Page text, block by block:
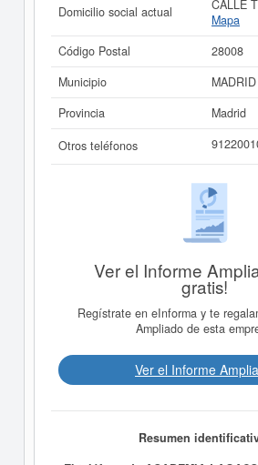
Domicilio social actual CALLE
Mapa
Código Postal
28008
Municipio
MADRID
Provincia
Madrid
Otros teléfonos
Ver el Informe
gratis!
Regístrate en eInforma y te
Ampliado de esta
Ver el Informe
Resumen